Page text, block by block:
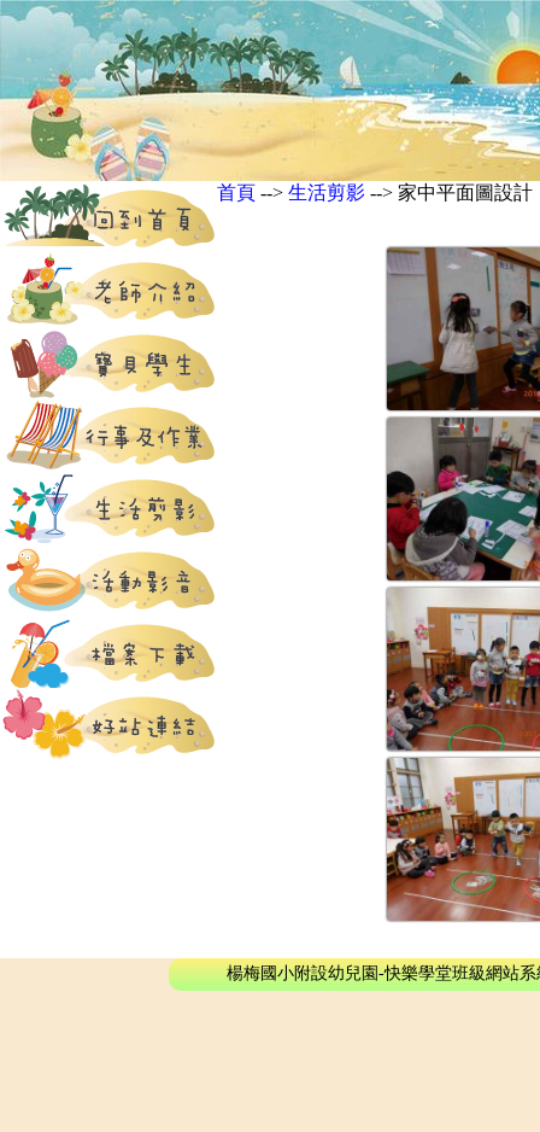
首頁 --> 生活剪影 --> 家中平面圖設計
楊梅國小附設幼兒園-快樂學堂班級網站